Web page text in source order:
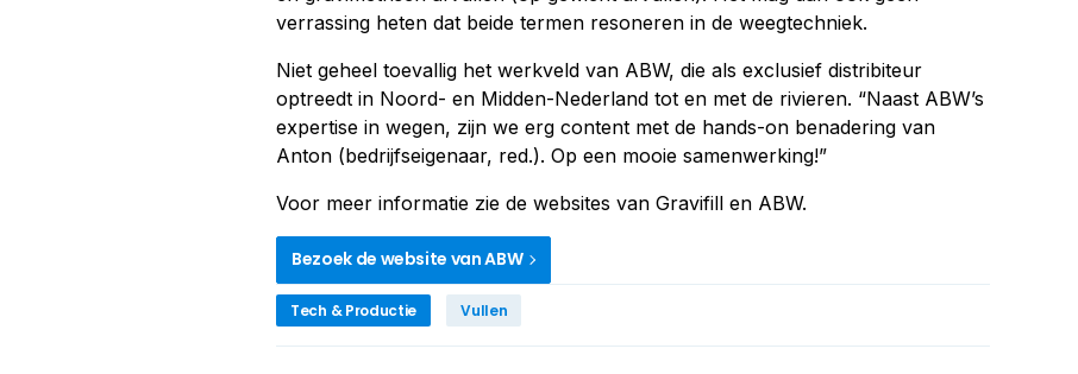
verrassing heten dat beide termen resoneren in de weegtechniek.
Niet geheel toevallig het werkveld van ABW, die als exclusief distribiteur
optreedt in Noord- en Midden-Nederland tot en met de rivieren. “Naast ABW’s
expertise in wegen, zijn we erg content met de hands-on benadering van
Anton (bedrijfseigenaar, red.). Op een mooie samenwerking!”
Voor meer informatie zie de websites van Gravifill en ABW.
Bezoek de website van ABW
Tech & Productie Vullen